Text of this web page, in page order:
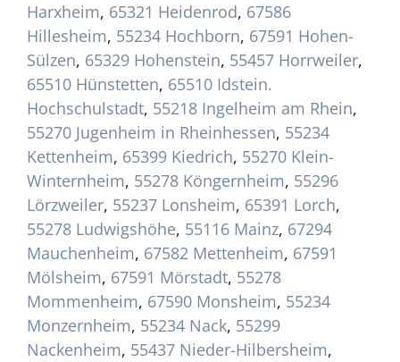
Harxheim, 65321 Heidenrod, 67586
Hillesheim, 55234 Hochborn, 67591 Hohen-
Sülzen, 65329 Hohenstein, 55457 Horrweiler,
65510 Hünstetten, 65510 Idstein.
Hochschulstadt, 55218 Ingelheim am Rhein,
55270 Jugenheim in Rheinhessen, 55234
Kettenheim, 65399 Kiedrich, 55270 Klein-
Winternheim, 55278 Köngernheim, 55296
Lörzweiler, 55237 Lonsheim, 65391 Lorch,
55278 Ludwigshöhe, 55116 Mainz, 67294
Mauchenheim, 67582 Mettenheim, 67591
Mölsheim, 67591 Mörstadt, 55278
Mommenheim, 67590 Monsheim, 55234
Monzernheim, 55234 Nack, 55299
Nackenheim, 55437 Nieder-Hilbersheim,